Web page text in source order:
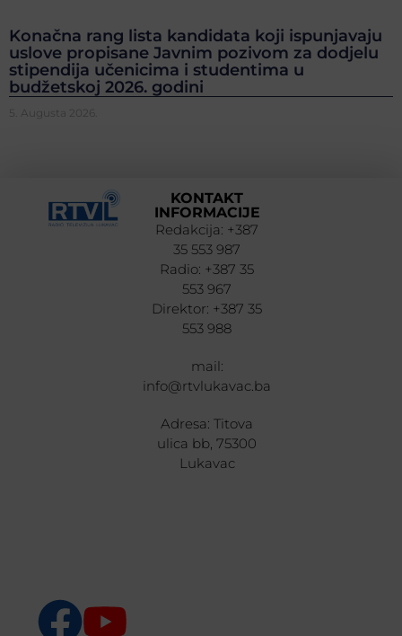
Konačna rang lista kandidata koji ispunjavaju
uslove propisane Javnim pozivom za dodjelu
stipendija učenicima i studentima u
budžetskoj 2026. godini
5. Augusta 2026.
KONTAKT
INFORMACIJE
Redakcija: +387
35 553 987
Radio: +387 35
553 967
Direktor: +387 35
553 988
mail:
info@rtvlukavac.ba
Adresa: Titova
ulica bb, 75300
Lukavac